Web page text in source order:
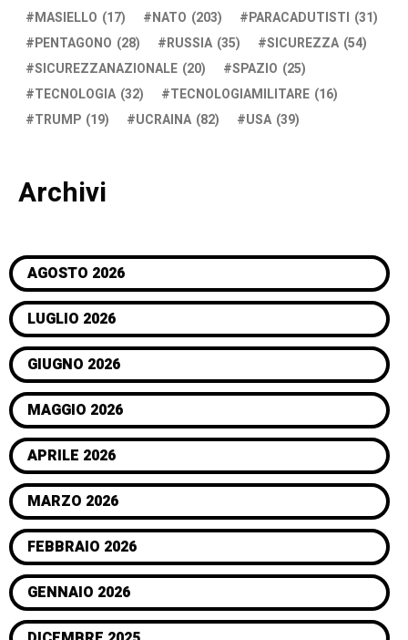
MASIELLO (17) NATO (203) PARACADUTISTI (31)
PENTAGONO (28) RUSSIA (35) SICUREZZA (54)
SICUREZZANAZIONALE (20) SPAZIO (25)
TECNOLOGIA (32) TECNOLOGIAMILITARE (16)
TRUMP (19) UCRAINA (82) USA (39)
Archivi
AGOSTO 2026
LUGLIO 2026
GIUGNO 2026
MAGGIO 2026
APRILE 2026
MARZO 2026
FEBBRAIO 2026
GENNAIO 2026